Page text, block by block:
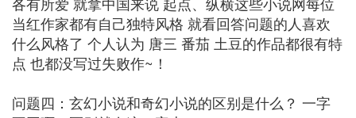
当红作家都有自己独特风格 就看回答问题的人喜欢
什么风格了 个人认为 唐三 番茄 土豆的作品都很有特
点 也都没写过失败作~！
问题四：玄幻小说和奇幻小说的区别是什么？ 一字